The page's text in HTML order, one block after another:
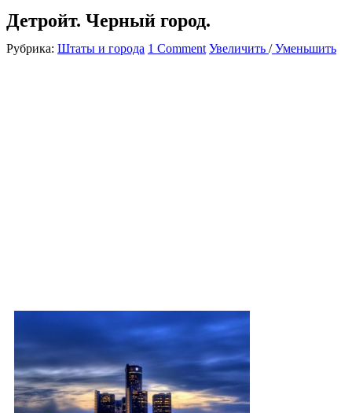
Детройт. Черный город.
Рубрика: Штаты и города 1 Comment Увеличить /Уменьшить